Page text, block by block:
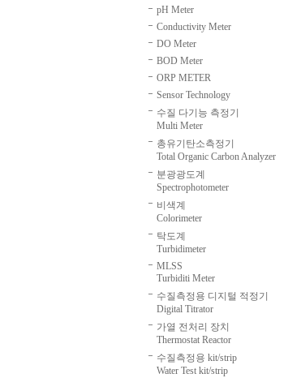
pH Meter
Conductivity Meter
DO Meter
BOD Meter
ORP METER
Sensor Technology
수질 다기능 측정기
Multi Meter
총유기탄소측정기
Total Organic Carbon Analyzer
분광광도계
Spectrophotometer
비색계
Colorimeter
탁도계
Turbidimeter
MLSS
Turbiditi Meter
수질측정용 디지털 적정기
Digital Titrator
가열 전처리 장치
Thermostat Reactor
수질측정용 kit/strip
Water Test kit/strip